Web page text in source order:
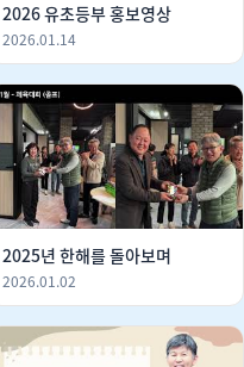
2026 유초등부 홍보영상
2026.01.14
2025년 한해를 돌아보며
2026.01.02